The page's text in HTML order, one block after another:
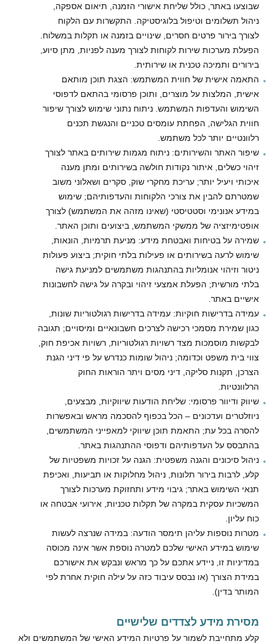
שבוצעו באתר, כולל שליחת אישורי הזמנה, תיאום אספקה,
ניהול תשלומים וטיפול בלוגיסטיקה. התקשרות עם הלקוח
לצורך בירור פרטים חסרים, שינויים בזמנה או תקלות במשלוח.
הפעלת מערכות שירות לקוחות לצורך מענה לפניות, מתן סיוע,
בירורים ותמיכה טכנית או שירותית.
התאמה אישית של חווית המשתמש: הצגת תוכן מותאם
אישית, המלצות על מוצרים, ותוכן פרסומי בהתאם לדפוסי
השימוש והעדפות המשתמש. ניתוח נתוני שימוש לצורך שיפור
חווית הגלישה, הפחתת עומסים טכניים והנגשת תכנים
רלוונטיים יותר לכל משתמש.
שיפור האתר והשירותים: ניתוח מגמות שירותים באתר לצורך
זיהוי כשלים, איתור נקודות חולשה בשירותים ומתן מענה
איכותי ויעיל יותר; עריכת מחקרי שוק, סקרים ושאלוני משוב
שמטרתם להבין את צורכי הלקוחות והעדפותיהם; שימוש
במידע אנונימי וסטטיסטי (שאינו מזהה את המשתמש) לצורך
אופטימיזציה של ממשקי המשתמש, ביצועים ותוכן האתר.
שמירה על בטיחות ואבטחת מידע: מניעת תרמיות, הונאות,
שימוש לרעה בשירותים או פעילות בלתי חוקית; ביצוע פעולות
ניטור וזיהוי אנומליות בהתנהגות משתמשים למניעת גישה
בלתי מורשית; הפעלת אמצעי זיהוי ובקרה על גישה לחשבונות
אישיים באתר.
עמידה בדרישות חוקיות: עמידה בדרישות רגולטוריות שונות,
כגון שמירת מסמכי רכישה לצרכים חשבונאיים ומיסויים; תגובה
לבקשות מוסמכות מצד רשויות רגולטוריות, רשויות אכיפת חוק,
צווי בית משפט וכדומה; ניהול שומות כנדרש על פי דיני הגנת
הצרכן, תקנות סליקה, דיני מסים ויתר הוראות החוק
הרלוונטיות.
שיווק ודיוור פרסומי: שליחת הודעות שיווקיות, מבצעים,
ניוזלטרים ועדכונים – הכל בכפוף להסכמה מראש ובאפשרות
להסרה בכל עת; התאמת תוכן שיווקי למאפייני המשתמשים,
בהתבסס על העדפותיהם ודפוסי ההתנהגות באתר.
ניהול סיכונים והגנה משפטית: הגנה על זכויות משפטיות של
קלע, לרבות בירור תלונות, ניהול מחלוקות או תביעות, ואכיפת
תנאי השימוש באתר; גיבוי מידע ותחזוקת מערכות לצורך
המשכיות עסקית במקרה של תקלות טכניות, אירועי אבטחה או
כוח עליון.
מטרות נוספות עליהן תימסר הודעה: במידה שנרצה לעשות
שימוש במידע האישי שלכם למטרה נוספת אשר אינה מכוסה
במדיניות זו, ניידע אתכם על כך מראש ונבקש את אישורכם
במידת הצורך (או נבסס עיבוד כזה על עילה חוקית אחרת לפי
המותר בדין).
מסירת מידע לצדדים שלישיים
קלע מתחייבת לשמור על פרטיות המידע האישי של המשתמשים ולא